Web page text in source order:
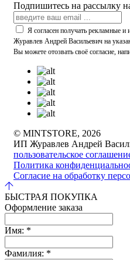
Подпишитесь на рассылку
Я согласен получать рекламные
Журавлев Андрей Васильевич на
Вы можете отозвать своё согласие,
© MINTSTORE, 2026
ИП Журавлев Андрей
пользовательское
Политика
Согласие на обработку
БЫСТРАЯ ПОКУПКА
Оформление заказа
Имя: *
Фамилия: *